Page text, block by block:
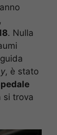
. Nulla
, è stato
si trova